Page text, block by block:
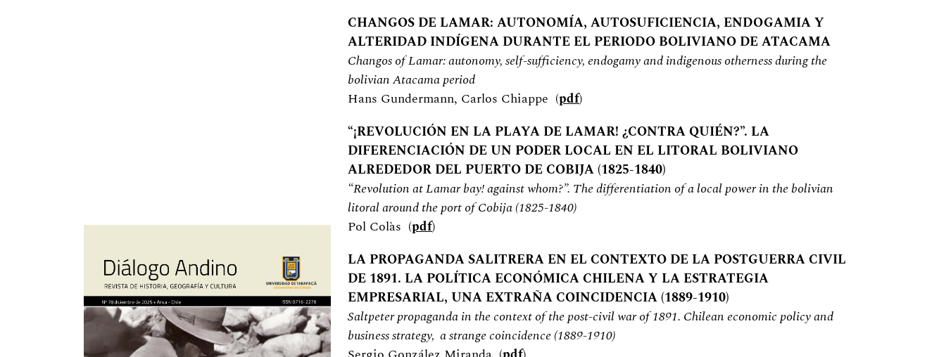
CHANGOS DE LAMAR: AUTONOMÍA, AUTOSUFICIENCIA, ENDOGAMIA Y
ALTERIDAD INDÍGENA DURANTE EL PERIODO BOLIVIANO DE ATACAMA
Changos of Lamar: autonomy, self-sufficiency, endogamy and indigenous otherness during the
bolivian Atacama period
Hans Gundermann, Carlos Chiappe (pdf)
“¡REVOLUCIÓN EN LA PLAYA DE LAMAR! ¿CONTRA QUIÉN?”. LA
DIFERENCIACIÓN DE UN PODER LOCAL EN EL LITORAL BOLIVIANO
ALREDEDOR DEL PUERTO DE COBIJA (1825-1840)
“Revolution at Lamar bay! against whom?”. The differentiation of a local power in the bolivian
litoral around the port of Cobija (1825-1840)
Pol Colàs (pdf)
LA PROPAGANDA SALITRERA EN EL CONTEXTO DE LA POSTGUERRA CIVIL
DE 1891. LA POLÍTICA ECONÓMICA CHILENA Y LA ESTRATEGIA
EMPRESARIAL, UNA EXTRAÑA COINCIDENCIA (1889-1910)
Saltpeter propaganda in the context of the post-civil war of 1891. Chilean economic policy and
business strategy, a strange coincidence (1889-1910)